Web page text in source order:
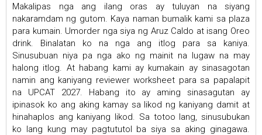
Makalipas nga ang ilang oras ay tuluyan na siyang
nakaramdam ng gutom. Kaya naman bumalik kami sa plaza
para kumain. Umorder nga siya ng Aruz Caldo at isang Oreo
drink. Binalatan ko na nga ang itlog para sa kaniya.
Sinusubuan niya pa nga ako ng mainit na lugaw na may
halong itlog. At habang kami ay kumakain ay sinasagotan
namin ang kaniyang reviewer worksheet para sa papalapit
na UPCAT 2027. Habang ito ay aming sinasagutan ay
ipinasok ko ang aking kamay sa likod ng kaniyang damit at
hinahaplos ang kaniyang likod. Sa totoo lang, sinusubukan
ko lang kung may pagtututol ba siya sa aking ginagawa.